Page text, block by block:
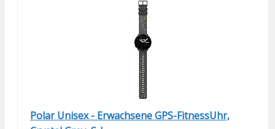
Polar Unisex - Erwachsene GPS-FitnessUhr,